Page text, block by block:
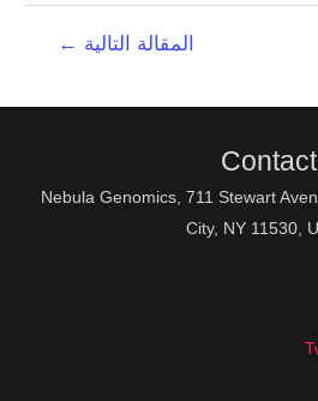
المقالة التالية ←
Contact
Nebula Genomics, 711 Stewart
City, NY 11530,